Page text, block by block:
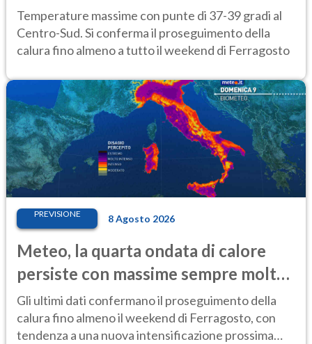
Temperature massime con punte di 37-39 gradi al
Centro-Sud. Si conferma il proseguimento della
calura fino almeno a tutto il weekend di Ferragosto
PREVISIONE 8 Agosto 2026
Meteo, la quarta ondata di calore
persiste con massime sempre molto
elevate
Gli ultimi dati confermano il proseguimento della
calura fino almeno il weekend di Ferragosto, con
tendenza a una nuova intensificazione prossima